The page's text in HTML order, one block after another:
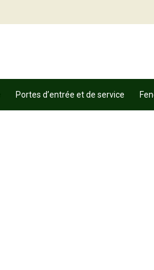
Portes d’entrée et de service